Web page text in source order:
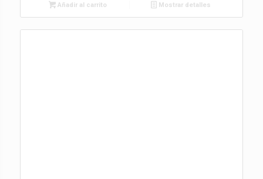
Añadir al carrito Mostrar detalles